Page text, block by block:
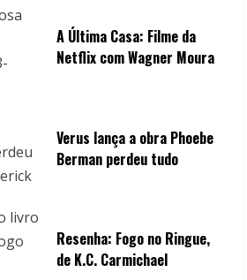
A Última Casa: Filme da
Netflix com Wagner Moura
Verus lança a obra Phoebe
Berman perdeu tudo
Resenha: Fogo no Ringue,
de K.C. Carmichael